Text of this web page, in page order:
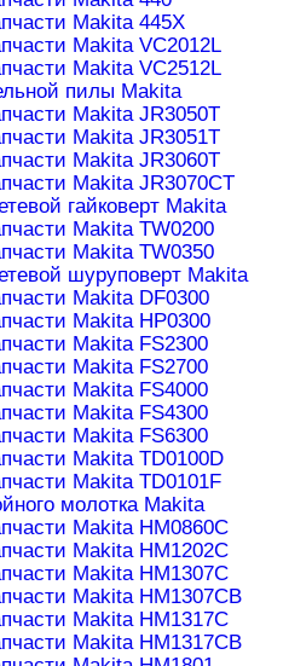
Makita 445X
Makita VC2012L
Makita VC2512L
пилы Makita
Makita JR3050T
Makita JR3051T
Makita JR3060T
Makita JR3070CT
гайковерт Makita
Makita TW0200
Makita TW0350
шуруповерт Makita
Makita DF0300
Makita HP0300
Makita FS2300
Makita FS2700
Makita FS4000
Makita FS4300
Makita FS6300
Makita TD0100D
Makita TD0101F
молотка Makita
Makita HM0860C
Makita HM1202C
Makita HM1307C
Makita HM1307CB
Makita HM1317C
Makita HM1317CB